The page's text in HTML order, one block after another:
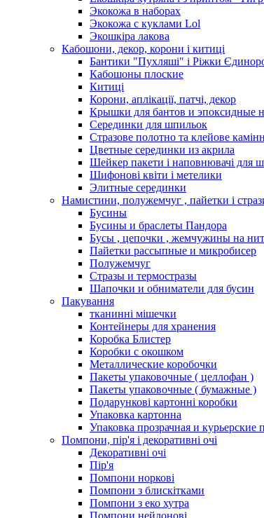
Экокожа в наборах
Экокожа с куклами Lol
Экошкiра лакова
Кабошони, декор, корони і китиці
Бантики "Пухляші" і Ріжки
Кабошоны плоские
Китиці
Корони, аплікації, патчі, декор
Крышки для бантов и эпоксидные
Серединки для шпильок
Стразове полотно та клейове
Цветные серединки из акрила
Шейкер пакети і наповнювачі для
Шифонові квіти і метелики
Элитные серединки
Намистини, полужемчуг , пайетки і
Бусины
Бусины и браслеты Пандора
Бусы , цепочки , жемчужины на
Пайетки рассыпные и микробисер
Полужемчуг
Стразы и термостразы
Шапочки и обниматели для бусин
Пакування
тканинні мішечки
Контейнеры для хранения
Коробка Блистер
Коробки с окошком
Металлические коробочки
Пакеты упаковочные ( целлофан )
Пакеты упаковочные ( бумажные )
Подарункові картонні коробки
Упаковка картонна
Упаковка прозрачная и курьерские
Помпони, пір'я і декоративні очі
Декоративні очі
Пір'я
Помпони норкові
Помпони з блискітками
Помпони з еко хутра
Помпони нейлонові